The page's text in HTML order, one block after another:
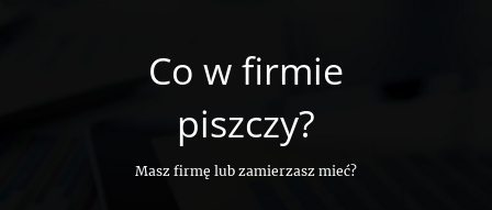
Co w firmie
piszczy?
Masz firmę lub zamierzasz mieć?